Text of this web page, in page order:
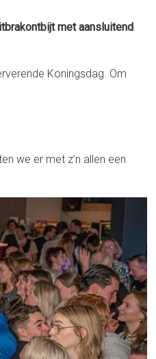
met aansluitend
Koningsdag. Om
we er met z’n allen een